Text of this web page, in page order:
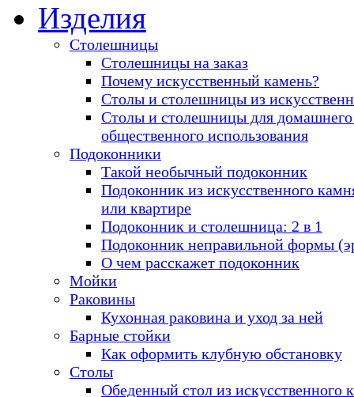
Изделия
Столешницы
Столешницы на заказ
Почему искусственный камень?
Столы и столешницы из
Столы и столешницы для
общественного использования
Подоконники
Такой необычный подоконник
Подоконник из искусственного
или квартире
Подоконник и столешница: 2 в 1
Подоконник неправильной формы
О чем расскажет подоконник
Мойки
Раковины
Кухонная раковина и уход за ней
Барные стойки
Как оформить клубную обстановку
Столы
Обеденный стол из искусственного